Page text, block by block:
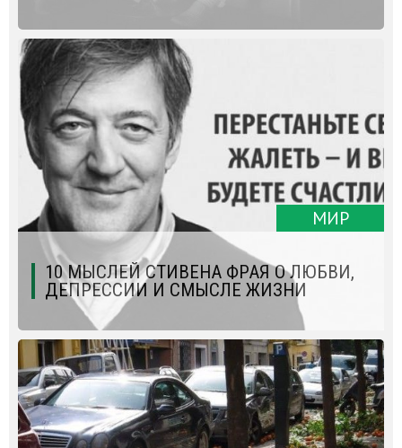
МИР
10 МЫСЛЕЙ СТИВЕНА ФРАЯ О ЛЮБВИ,
ДЕПРЕССИИ И СМЫСЛЕ ЖИЗНИ